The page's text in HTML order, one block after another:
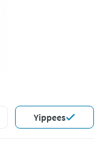
Yippees